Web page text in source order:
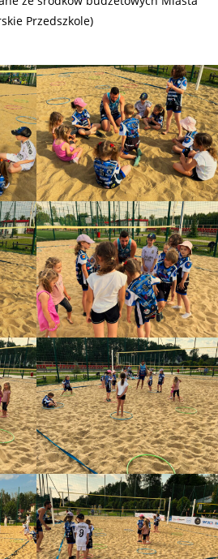
Przedszkole)